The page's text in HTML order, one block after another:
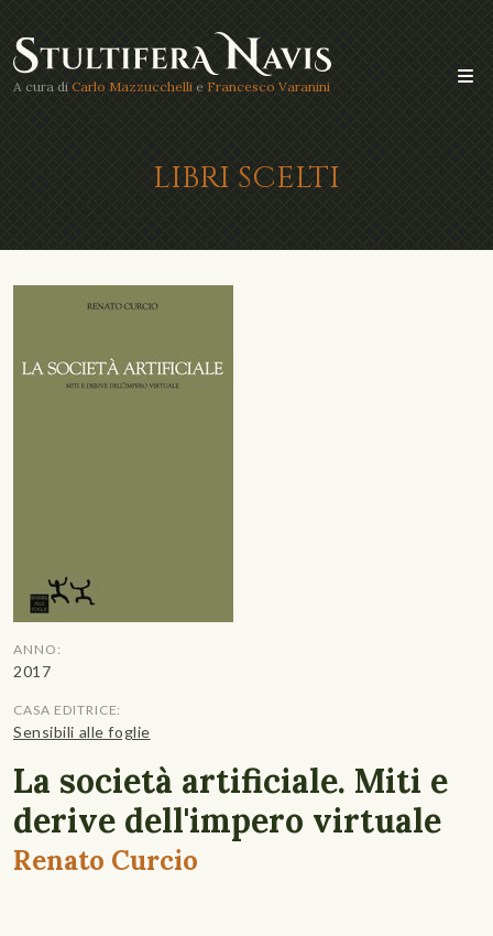
A cura di Carlo Mazzucchelli e Francesco Varanini
LIBRI SCELTI
ANNO:
2017
CASA EDITRICE:
Sensibili alle foglie
La società artificiale. Miti e
derive dell'impero virtuale
Renato Curcio